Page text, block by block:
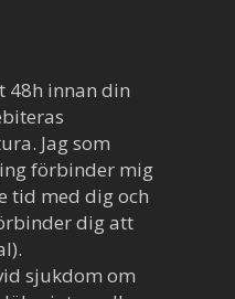
48h innan din
Jag som
förbinder mig
tid med dig och
dig att
sjukdom om